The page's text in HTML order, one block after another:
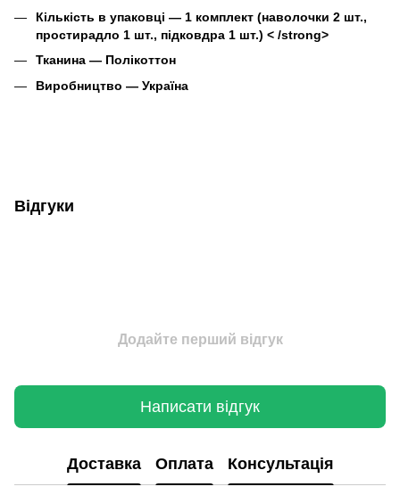
Кількість в упаковці ― 1 комплект (наволочки 2 шт.,
простирадло 1 шт., підковдра 1 шт.) < /strong>
Тканина ― Полікоттон
Виробництво ― Україна
Відгуки
Додайте перший відгук
Написати відгук
Доставка Оплата Консультація